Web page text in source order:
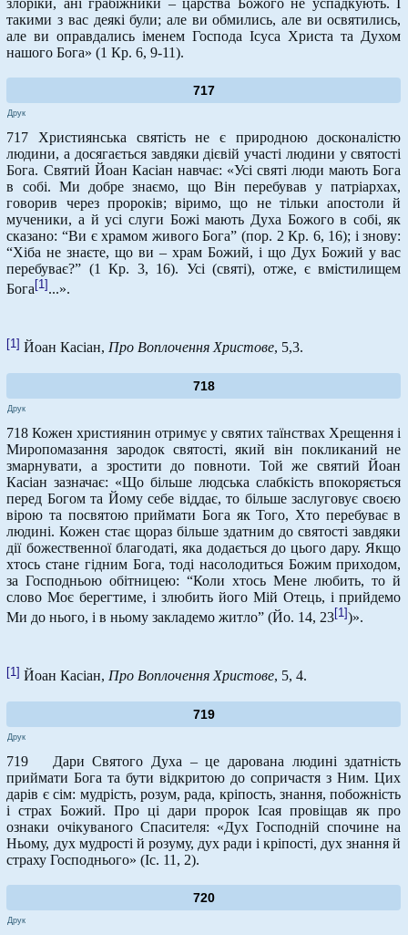
такими з вас деякі були; але ви обмились, але ви освятились,
але ви оправдались іменем Господа Ісуса Христа та Духом
нашого Бога» (1 Кр. 6, 9-11).
717
Друк
717 Християнська святість не є природною досконалістю
людини, а досягається завдяки дієвій участі людини у святості
Бога. Святий Йоан Касіан навчає: «Усі святі люди мають Бога
в собі. Ми добре знаємо, що Він перебував у патріархах,
говорив через пророків; віримо, що не тільки апостоли й
мученики, а й усі слуги Божі мають Духа Божого в собі, як
сказано: “Ви є храмом живого Бога” (пор. 2 Кр. 6, 16); і знову:
“Хіба не знаєте, що ви – храм Божий, і що Дух Божий у вас
перебуває?” (1 Кр. 3, 16). Усі (святі), отже, є вмістилищем
Бога [1] ...».
[1] Йоан Касіан,Про Воплочення Христове, 5,3.
718
Друк
718 Кожен християнин отримує у святих таїнствах Хрещення і
Миропомазання зародок святості, який він покликаний не
змарнувати, а зростити до повноти. Той же святий Йоан
Касіан зазначає: «Що більше людська слабкість впокоряється
перед Богом та Йому себе віддає, то більше заслуговує своєю
вірою та посвятою приймати Бога як Того, Хто перебуває в
людині. Кожен стає щораз більше здатним до святості завдяки
дії божественної благодаті, яка додається до цього дару. Якщо
хтось стане гідним Бога, тоді насолодиться Божим приходом,
за Господньою обітницею: “Коли хтось Мене любить, то й
слово Моє берегтиме, і злюбить його Мій Отець, і прийдемо
Ми до нього, і в ньому закладемо житло” (Йо. 14, 23[1])».
[1] Йоан Касіан,Про Воплочення Христове, 5, 4.
719
Друк
719 Дари Святого Духа – це дарована людині здатність
приймати Бога та бути відкритою до сопричастя з Ним. Цих
дарів є сім: мудрість, розум, рада, кріпость, знання, побожність
і страх Божий. Про ці дари пророк Ісая провіщав як про
ознаки очікуваного Спасителя: «Дух Господній спочине на
Ньому, дух мудрості й розуму, дух ради і кріпості, дух знання й
страху Господнього» (Іс. 11, 2).
720
Друк